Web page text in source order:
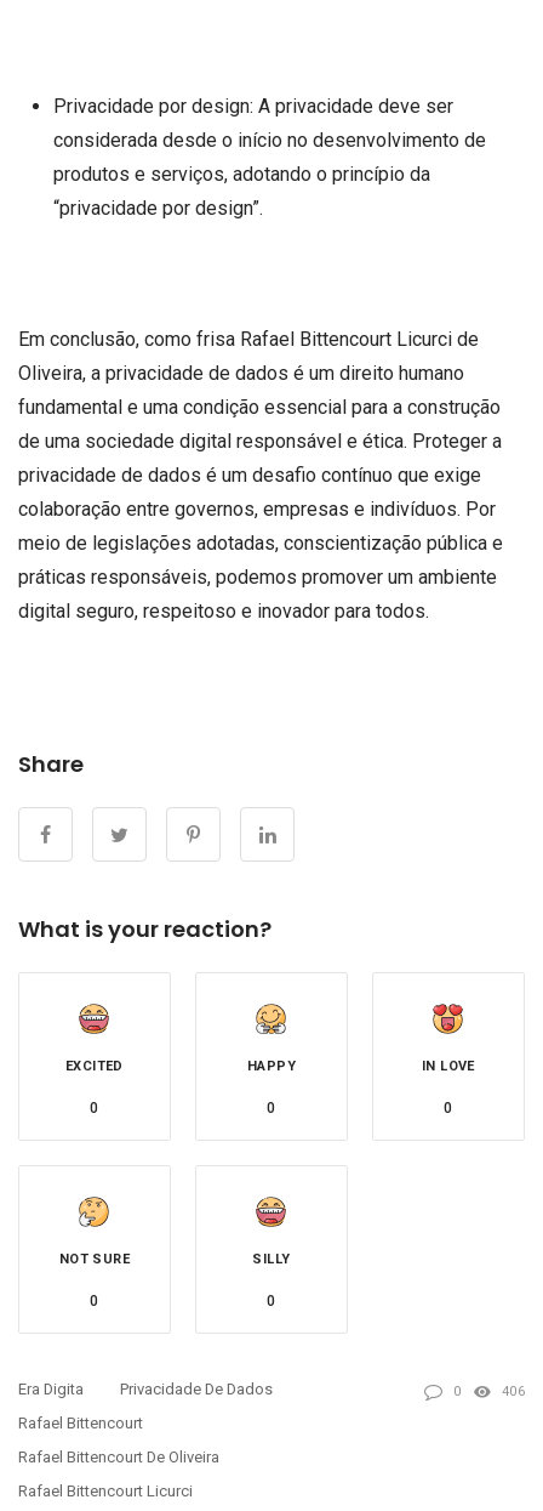
Privacidade por design: A privacidade deve ser
considerada desde o início no desenvolvimento de
produtos e serviços, adotando o princípio da
“privacidade por design”.
Em conclusão, como frisa Rafael Bittencourt Licurci de
Oliveira, a privacidade de dados é um direito humano
fundamental e uma condição essencial para a construção
de uma sociedade digital responsável e ética. Proteger a
privacidade de dados é um desafio contínuo que exige
colaboração entre governos, empresas e indivíduos. Por
meio de legislações adotadas, conscientização pública e
práticas responsáveis, podemos promover um ambiente
digital seguro, respeitoso e inovador para todos.
Share
What is your reaction?
EXCITED
0
HAPPY
0
IN LOVE
0
NOT SURE
0
SILLY
0
Era Digita
Privacidade De Dados
Rafael Bittencourt
Rafael Bittencourt De Oliveira
Rafael Bittencourt Licurci
0 406